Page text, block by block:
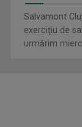
IAȘII MARILOR
Poveşti despre
Salvamont
exercițiu de
urmărim